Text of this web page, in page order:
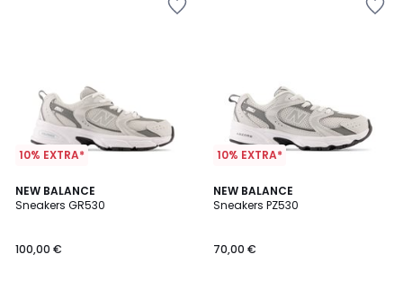
10% EXTRA*
NEW BALANCE
Sneakers GR530
100,00 €
4,8
/ 5
10% EXTRA*
NEW BALANCE
Sneakers PZ530
70,00 €
4,7
/ 5